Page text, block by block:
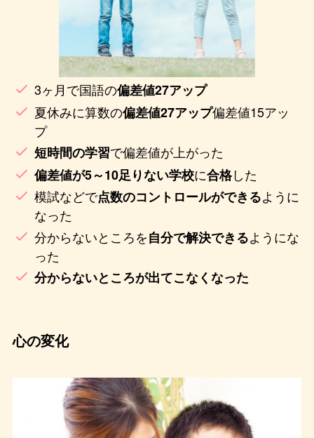
3ヶ月で国語の偏差値27アップ
夏休みに算数の偏差値27アップ偏差値15アッ
プ
短時間の学習で偏差値が上がった
偏差値が5～10足りない学校に合格した
模試などで点数のコントロールができるように
なった
分からないところを自分で解決できるようにな
った
分からないところが出てこなくなった
心の変化